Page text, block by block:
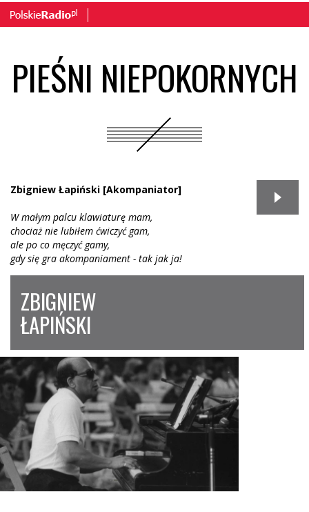
PIEŚNI NIEPOKORNYCH
Zbigniew Łapiński [Akompaniator]
W małym palcu klawiaturę mam,
chociaż nie lubiłem ćwiczyć gam,
ale po co męczyć gamy,
gdy się gra akompaniament - tak jak ja!
ZBIGNIEW
ŁAPIŃSKI